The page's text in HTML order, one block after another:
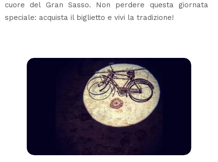
cuore del Gran Sasso. Non perdere questa giornata
speciale: acquista il biglietto e vivi la tradizione!